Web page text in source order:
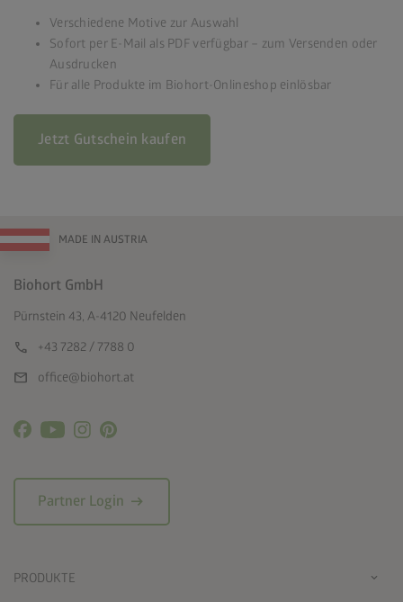
Verschiedene Motive zur Auswahl
Sofort per E-Mail als PDF verfügbar – zum Versenden oder
Ausdrucken
Für alle Produkte im Biohort-Onlineshop einlösbar
Jetzt Gutschein kaufen
MADE IN AUSTRIA
Biohort GmbH
Pürnstein 43, A-4120 Neufelden
call +43 7282 / 7788 0
mail office@biohort.at
Partner Login arrow_right_alt
PRODUKTE